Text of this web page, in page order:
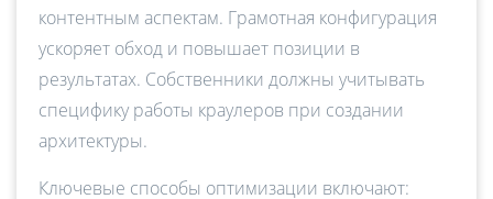
контентным аспектам. Грамотная конфигурация
ускоряет обход и повышает позиции в
результатах. Собственники должны учитывать
специфику работы краулеров при создании
архитектуры.
Ключевые способы оптимизации включают: